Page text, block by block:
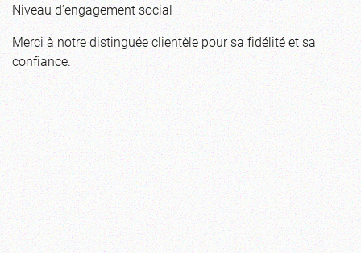
Niveau d’engagement social
Merci à notre distinguée clientèle pour sa fidélité et sa
confiance.